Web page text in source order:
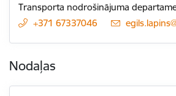
Transporta nodrošinājuma
+371 67337046
E-pasts:
Nodaļas